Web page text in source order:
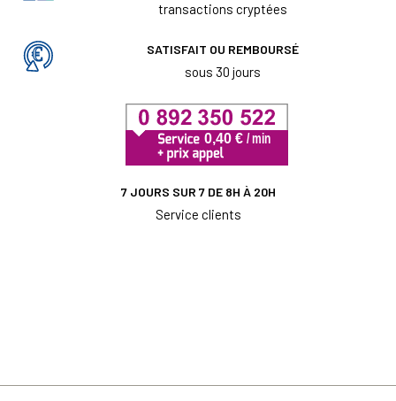
transactions cryptées
SATISFAIT OU REMBOURSÉ
sous 30 jours
7 JOURS SUR 7 DE 8H À 20H
Service clients